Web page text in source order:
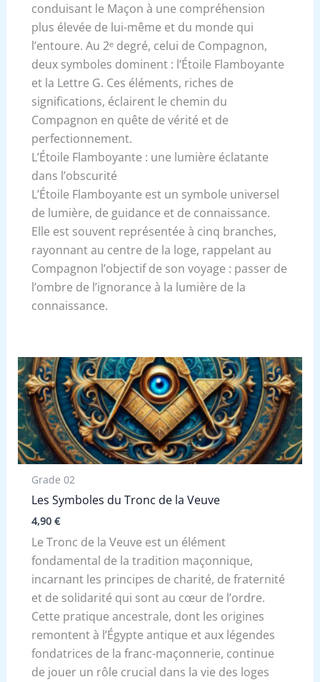
conduisant le Maçon à une compréhension
plus élevée de lui-même et du monde qui
l’entoure. Au 2ᵉ degré, celui de Compagnon,
deux symboles dominent : l’Étoile Flamboyante
et la Lettre G. Ces éléments, riches de
significations, éclairent le chemin du
Compagnon en quête de vérité et de
perfectionnement.
L’Étoile Flamboyante : une lumière éclatante
dans l’obscurité
L’Étoile Flamboyante est un symbole universel
de lumière, de guidance et de connaissance.
Elle est souvent représentée à cinq branches,
rayonnant au centre de la loge, rappelant au
Compagnon l’objectif de son voyage : passer de
l’ombre de l’ignorance à la lumière de la
connaissance.
Grade 02
Les Symboles du Tronc de la Veuve
4,90 €
Le Tronc de la Veuve est un élément
fondamental de la tradition maçonnique,
incarnant les principes de charité, de fraternité
et de solidarité qui sont au cœur de l’ordre.
Cette pratique ancestrale, dont les origines
remontent à l’Égypte antique et aux légendes
fondatrices de la franc-maçonnerie, continue
de jouer un rôle crucial dans la vie des loges